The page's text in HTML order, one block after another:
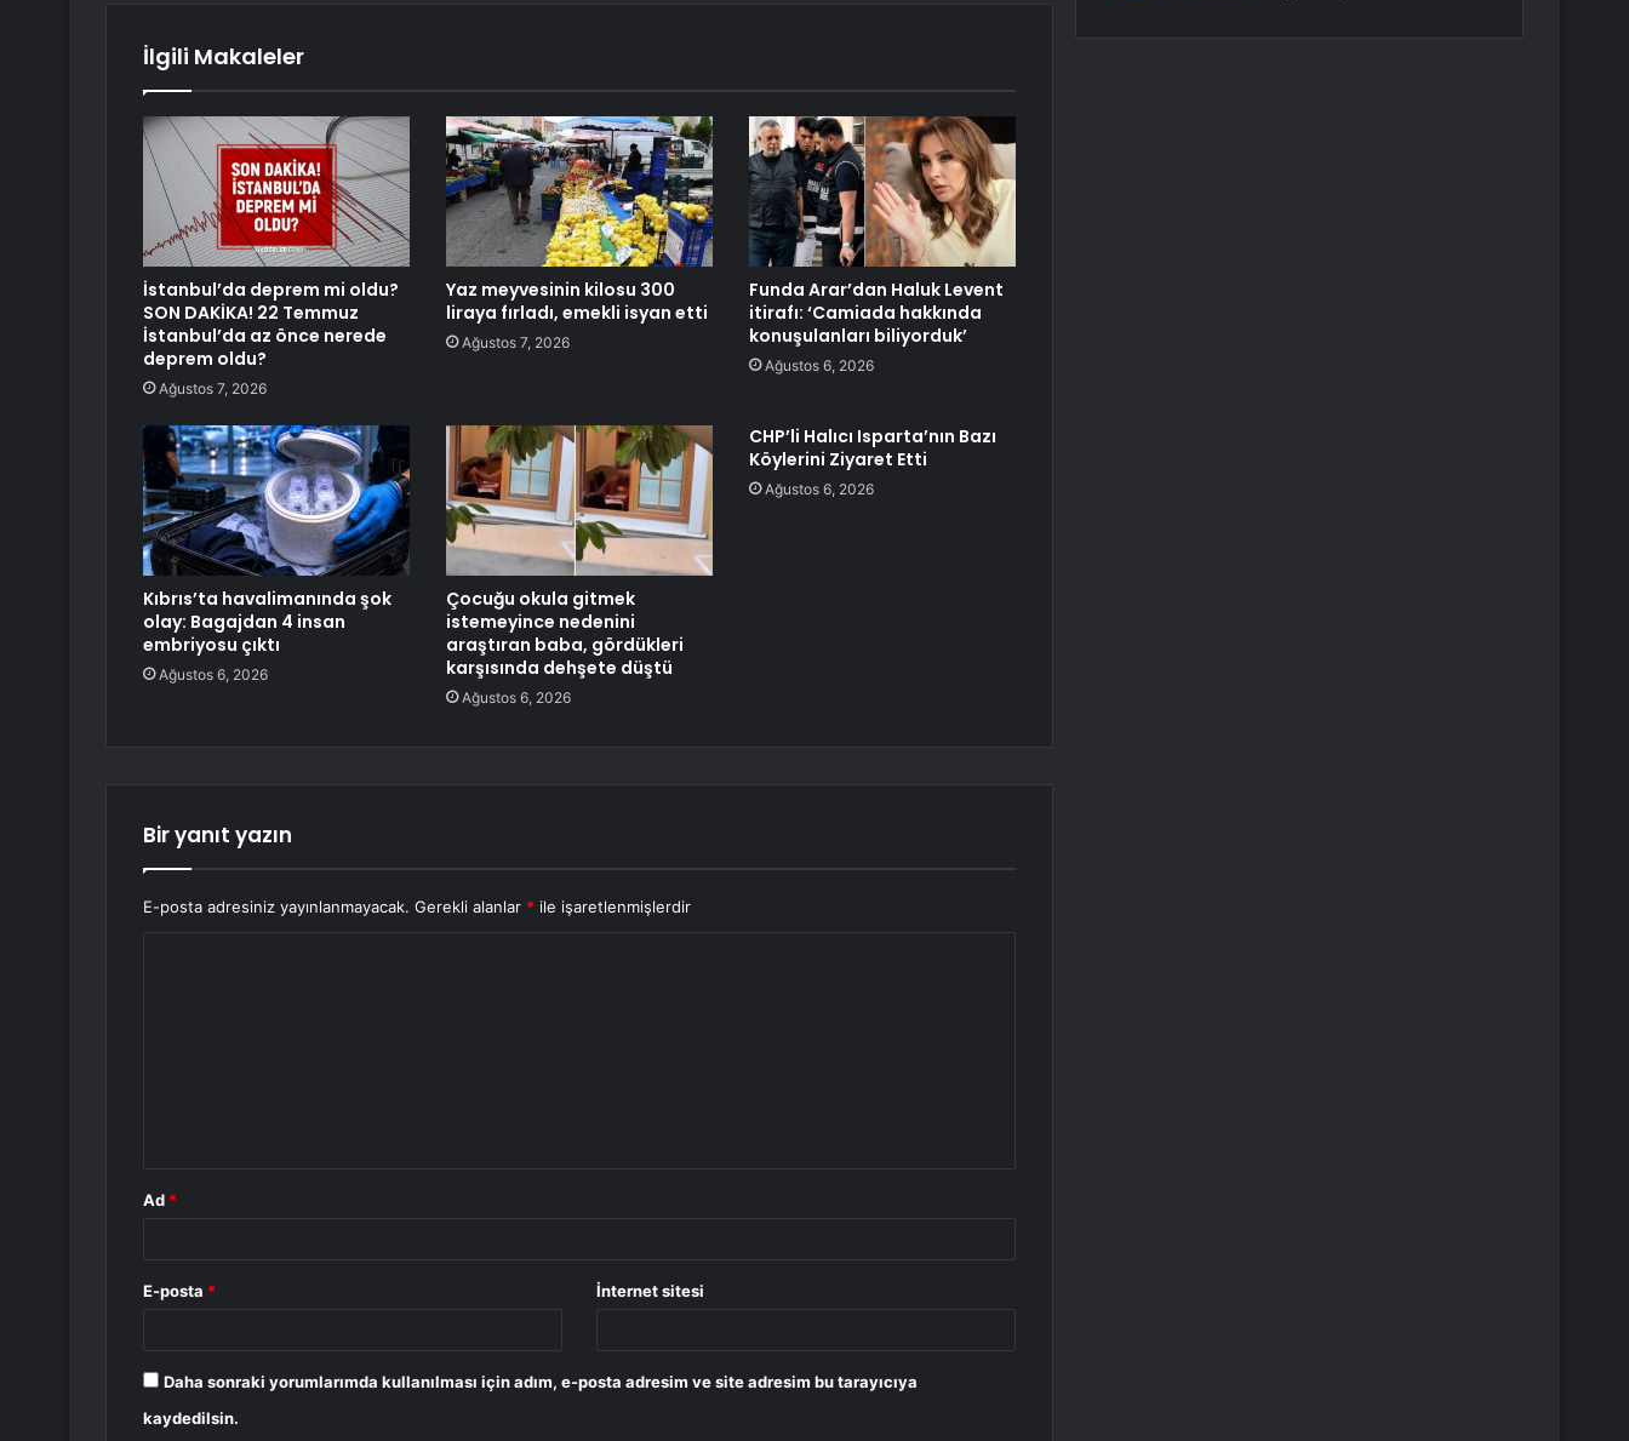
İlgili Makaleler
İstanbul’da deprem mi oldu?
SON DAKİKA! 22 Temmuz
İstanbul’da az önce nerede
deprem oldu?
Ağustos 7, 2026
Yaz meyvesinin kilosu 300
liraya fırladı, emekli isyan etti
Ağustos 7, 2026
Funda Arar’dan Haluk Levent
itirafı: ‘Camiada hakkında
konuşulanları biliyorduk’
Ağustos 6, 2026
Kıbrıs’ta havalimanında şok
olay: Bagajdan 4 insan
embriyosu çıktı
Ağustos 6, 2026
Çocuğu okula gitmek
istemeyince nedenini
araştıran baba, gördükleri
karşısında dehşete düştü
Ağustos 6, 2026
CHP’li Halıcı Isparta’nın Bazı
Köylerini Ziyaret Etti
Ağustos 6, 2026
Bir yanıt yazın
E-posta adresiniz yayınlanmayacak. Gerekli alanlar * ile işaretlenmişlerdir
Ad *
E-posta * İnternet sitesi
Daha sonraki yorumlarımda kullanılması için adım, e-posta adresim ve site adresim bu tarayıcıya
kaydedilsin.